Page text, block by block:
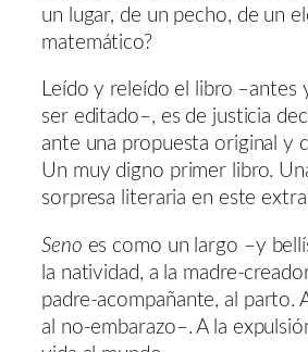
un lugar, de un pecho, de un
matemático?
Leído y releído el libro –antes
ser editado–, es de justicia
ante una propuesta original y
Un muy digno primer libro.
sorpresa literaria en este
Seno es como un largo –y
la natividad, a la madre-
padre-acompañante, al parto.
al no-embarazo–. A la